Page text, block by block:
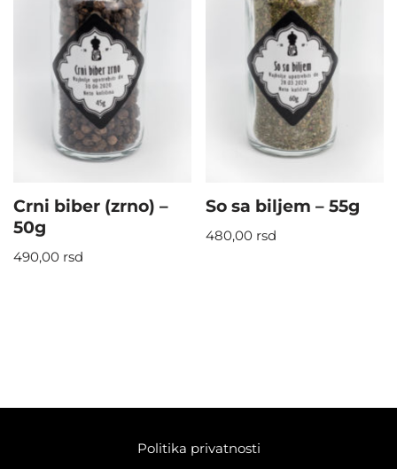
Crni biber (zrno) –
50g
490,00 rsd
So sa biljem – 55g
480,00 rsd
Politika privatnosti